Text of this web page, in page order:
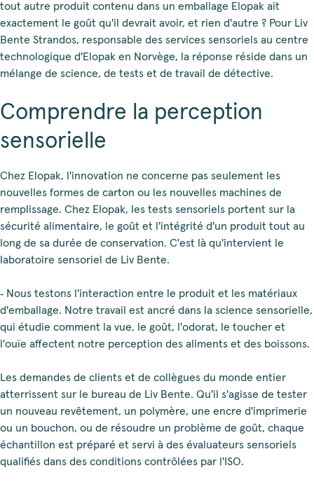
tout autre produit contenu dans un emballage Elopak ait
exactement le goût qu'il devrait avoir, et rien d'autre ? Pour Liv
Bente Strandos, responsable des services sensoriels au centre
technologique d'Elopak en Norvège, la réponse réside dans un
mélange de science, de tests et de travail de détective.
Comprendre la perception
sensorielle
Chez Elopak, l'innovation ne concerne pas seulement les
nouvelles formes de carton ou les nouvelles machines de
remplissage. Chez Elopak, les tests sensoriels portent sur la
sécurité alimentaire, le goût et l'intégrité d'un produit tout au
long de sa durée de conservation. C'est là qu'intervient le
laboratoire sensoriel de Liv Bente.
‑ Nous testons l'interaction entre le produit et les matériaux
d'emballage. Notre travail est ancré dans la science sensorielle,
qui étudie comment la vue, le goût, l'odorat, le toucher et
l'ouïe affectent notre perception des aliments et des boissons.
Les demandes de clients et de collègues du monde entier
atterrissent sur le bureau de Liv Bente. Qu'il s'agisse de tester
un nouveau revêtement, un polymère, une encre d'imprimerie
ou un bouchon, ou de résoudre un problème de goût, chaque
échantillon est préparé et servi à des évaluateurs sensoriels
qualifiés dans des conditions contrôlées par l'ISO.